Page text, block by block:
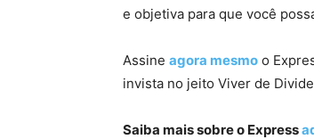
e objetiva para que você
Assine agora mesmo o
invista no jeito Viver de
Saiba mais sobre o Express